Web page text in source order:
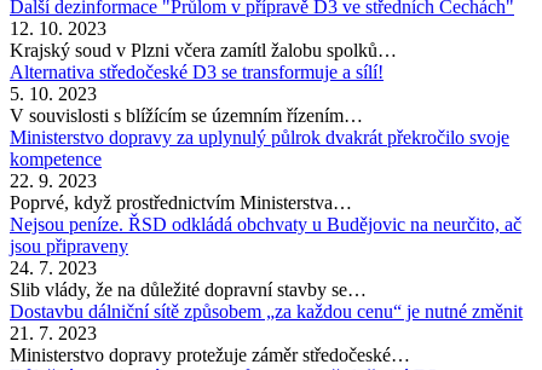
Další dezinformace "Průlom v přípravě D3 ve středních Čechách"
12. 10. 2023
Krajský soud v Plzni včera zamítl žalobu spolků…
Alternativa středočeské D3 se transformuje a sílí!
5. 10. 2023
V souvislosti s blížícím se územním řízením…
Ministerstvo dopravy za uplynulý půlrok dvakrát překročilo svoje
kompetence
22. 9. 2023
Poprvé, když prostřednictvím Ministerstva…
Nejsou peníze. ŘSD odkládá obchvaty u Budějovic na neurčito, ač
jsou připraveny
24. 7. 2023
Slib vlády, že na důležité dopravní stavby se…
Dostavbu dálniční sítě způsobem „za každou cenu“ je nutné změnit
21. 7. 2023
Ministerstvo dopravy protežuje záměr středočeské…